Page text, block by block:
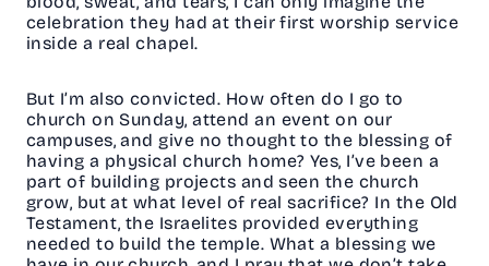
celebration they had at their first worship service
inside a real chapel.
But I’m also convicted. How often do I go to
church on Sunday, attend an event on our
campuses, and give no thought to the blessing of
having a physical church home? Yes, I’ve been a
part of building projects and seen the church
grow, but at what level of real sacrifice? In the Old
Testament, the Israelites provided everything
needed to build the temple. What a blessing we